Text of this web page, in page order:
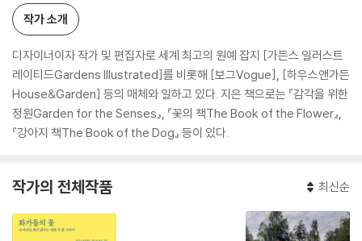
작가 소개
디자이너이자 작가 및 편집자로 세계 최고의 원예 잡지 [가든스 일러스트
레이티드Gardens Illustrated]를 비롯해 [보그Vogue], [하우스앤가든
House&Garden] 등의 매체와 일하고 있다. 지은 책으로는 『감각을 위한
정원Garden for the Senses』, 『꽃의 책The Book of the Flower』,
『강아지 책The Book of the Dog』 등이 있다.
작가의 전체작품 최신순